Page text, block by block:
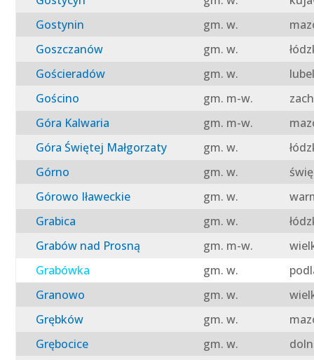
Gostynin
gm. w.
Goszczanów
gm. w.
Gościeradów
gm. w.
Gościno
gm. m-w.
Góra Kalwaria
gm. m-w.
Góra Świętej Małgorzaty
gm. w.
Górno
gm. w.
Górowo Iławeckie
gm. w.
Grabica
gm. w.
Grabów nad Prosną
gm. m-w.
Grabówka
gm. w.
Granowo
gm. w.
Grębków
gm. w.
Grębocice
gm. w.